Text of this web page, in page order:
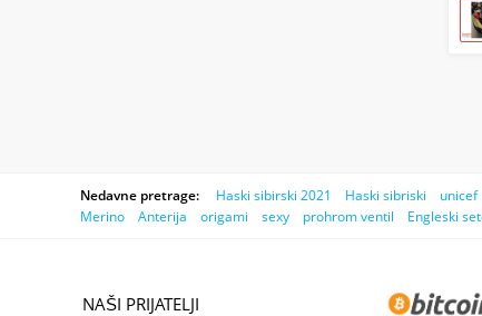
Nedavne pretrage: Haski sibirski 2021 Haski sibriski unicef
Merino
Anterija origami sexy prohrom ventil Engleski
NAŠI PRIJATELJI